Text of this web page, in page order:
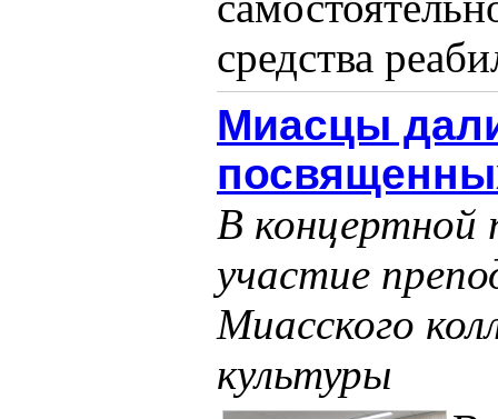
средства
Миасцы
В концертной
участие
Миасского
культуры